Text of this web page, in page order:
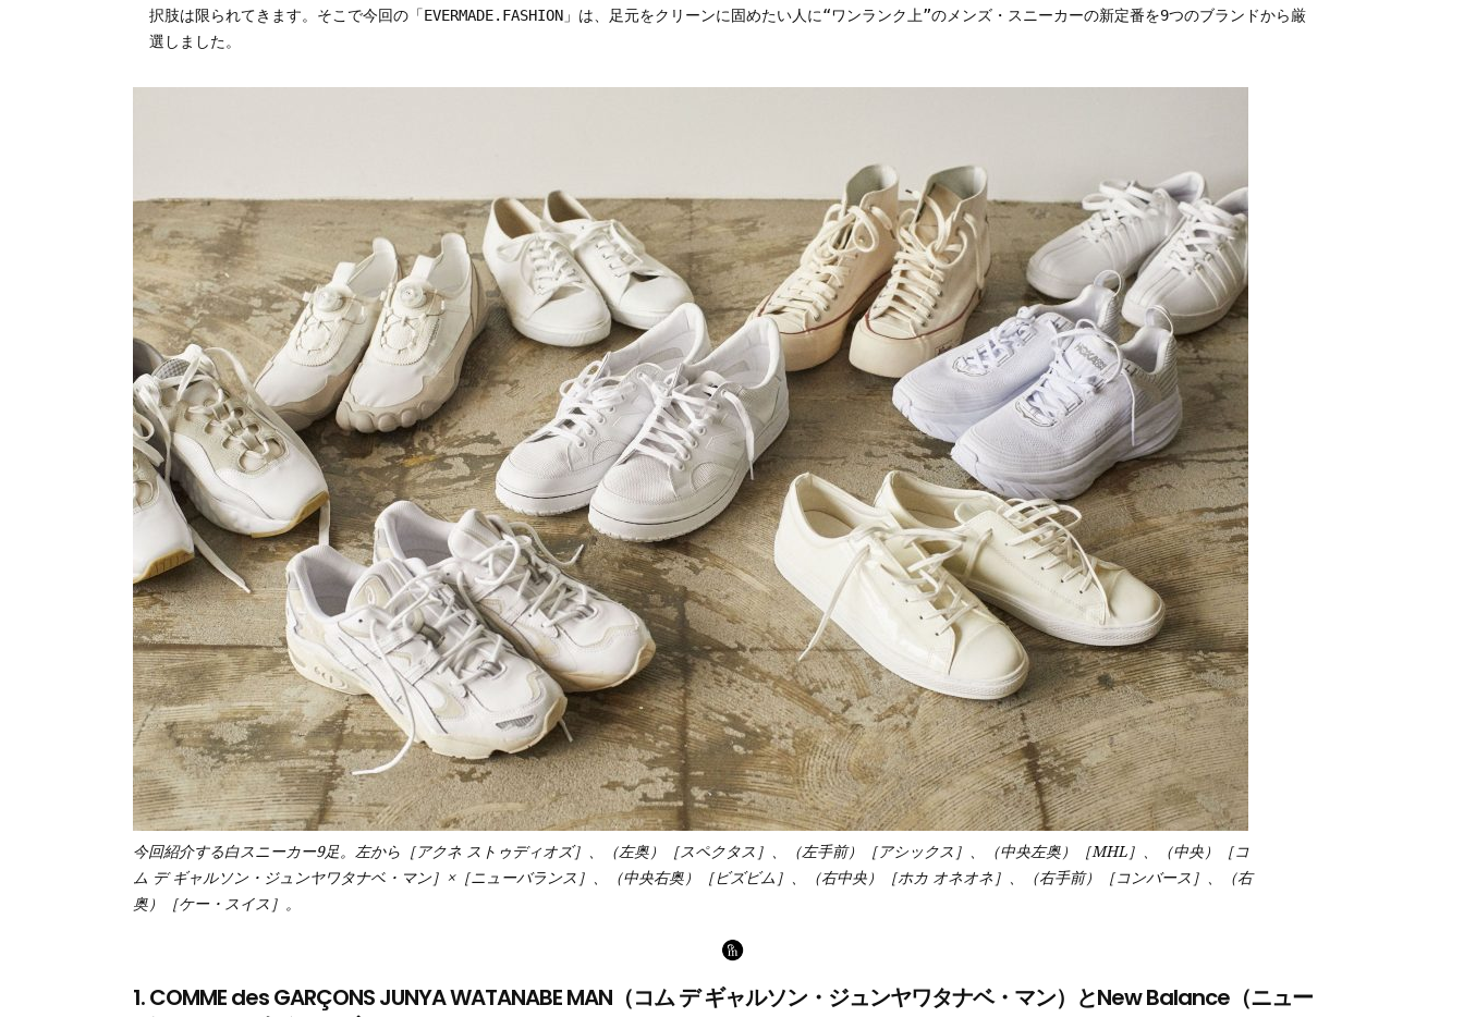
択肢は限られてきます。そこで今回の「EVERMADE.FASHION」は、足元をクリーンに固めたい人に“ワンランク上”のメンズ・スニーカーの新定番を9つのブランドから厳
選しました。
今回紹介する白スニーカー9足。左から［アクネ ストゥディオズ］、（左奥）［スペクタス］、（左手前）［アシックス］、（中央左奥）［MHL］、（中央）［コ
ム デ ギャルソン・ジュンヤワタナベ・マン］×［ニューバランス］、（中央右奥）［ビズビム］、（右中央）［ホカ オネオネ］、（右手前）［コンバース］、（右
奥）［ケー・スイス］。
1. COMME des GARÇONS JUNYA WATANABE MAN（コム デ ギャルソン・ジュンヤワタナベ・マン）とNew Balance（ニュー